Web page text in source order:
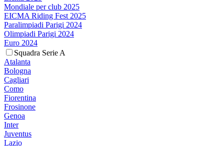
Mondiale per club 2025
EICMA Riding Fest 2025
Paralimpiadi Parigi 2024
Olimpiadi Parigi 2024
Euro 2024
Squadra Serie A
Atalanta
Bologna
Cagliari
Como
Fiorentina
Frosinone
Genoa
Inter
Juventus
Lazio